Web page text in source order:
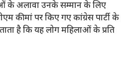
के अलावा उनके सम्मान के लिए
की मां पर किए गए कांग्रेस पार्टी के
है कि यह लोग महिलाओं के प्रति